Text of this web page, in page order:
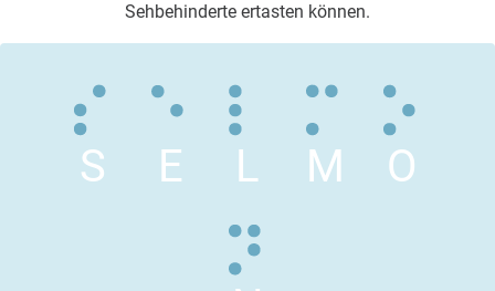
Sehbehinderte ertasten können.
S E L M O